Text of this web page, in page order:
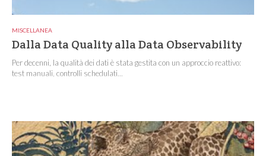
MISCELLANEA
Dalla Data Quality alla Data Observability
Per decenni, la qualità dei dati è stata gestita con un approccio reattivo:
test manuali, controlli schedulati...